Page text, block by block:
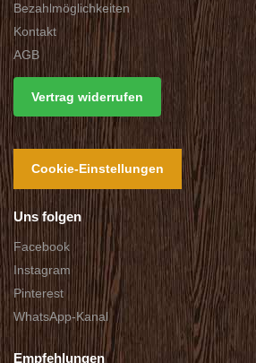
Bezahlmöglichkeiten
Kontakt
AGB
Vertrag widerrufen
Cookie-Einstellungen
Uns folgen
Facebook
Instagram
Pinterest
WhatsApp-Kanal
Empfehlungen